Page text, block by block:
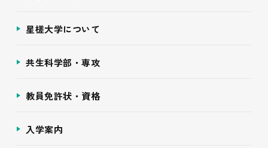
星槎大学について
共生科学部・専攻
教員免許状・資格
入学案内